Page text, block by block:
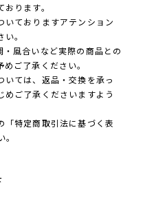
ります。
いておりますアテンション
。
・風合いなど実際の商品との
ご了承ください。
いては、返品・交換を承っ
めご了承くださいますよう
特定商取引法に基づく表